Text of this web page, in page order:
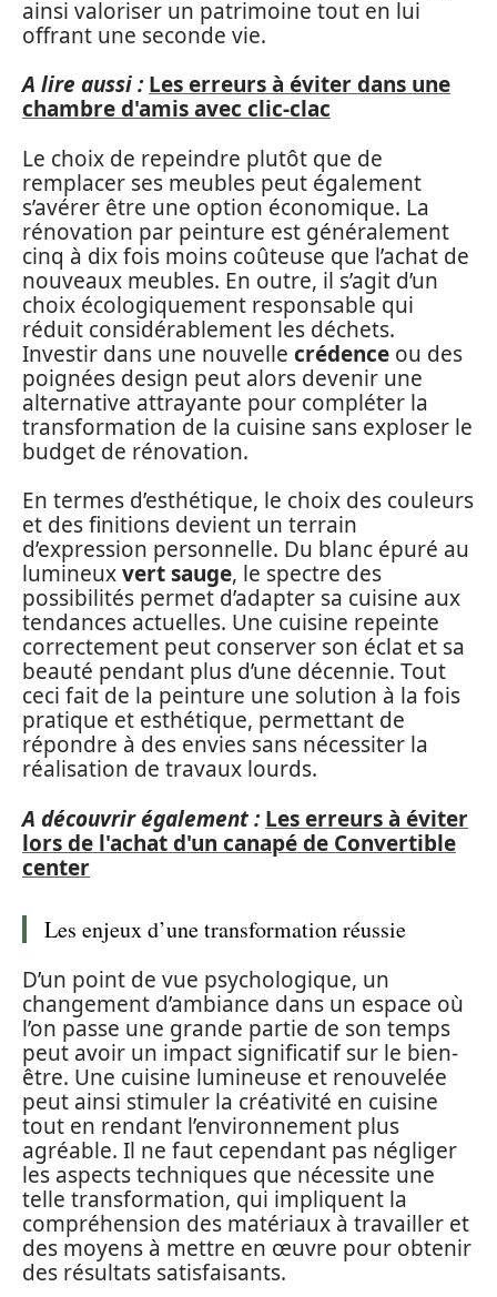
ainsi valoriser un patrimoine tout en lui
offrant une seconde vie.
A lire aussi : Les erreurs à éviter dans une
chambre d'amis avec clic-clac
Le choix de repeindre plutôt que de
remplacer ses meubles peut également
s’avérer être une option économique. La
rénovation par peinture est généralement
cinq à dix fois moins coûteuse que l’achat de
nouveaux meubles. En outre, il s’agit d’un
choix écologiquement responsable qui
réduit considérablement les déchets.
Investir dans une nouvelle crédence ou des
poignées design peut alors devenir une
alternative attrayante pour compléter la
transformation de la cuisine sans exploser le
budget de rénovation.
En termes d’esthétique, le choix des couleurs
et des finitions devient un terrain
d’expression personnelle. Du blanc épuré au
lumineuxvert sauge, le spectre des
possibilités permet d’adapter sa cuisine aux
tendances actuelles. Une cuisine repeinte
correctement peut conserver son éclat et sa
beauté pendant plus d’une décennie. Tout
ceci fait de la peinture une solution à la fois
pratique et esthétique, permettant de
répondre à des envies sans nécessiter la
réalisation de travaux lourds.
A découvrir également : Les erreurs à éviter
lors de l'achat d'un canapé de Convertible
center
Les enjeux d’une transformation réussie
D’un point de vue psychologique, un
changement d’ambiance dans un espace où
l’on passe une grande partie de son temps
peut avoir un impact significatif sur le bien-
être. Une cuisine lumineuse et renouvelée
peut ainsi stimuler la créativité en cuisine
tout en rendant l’environnement plus
agréable. Il ne faut cependant pas négliger
les aspects techniques que nécessite une
telle transformation, qui impliquent la
compréhension des matériaux à travailler et
des moyens à mettre en œuvre pour obtenir
des résultats satisfaisants.